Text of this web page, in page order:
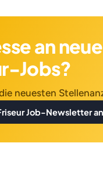
an
Jobs?
neuesten
Job-Newsletter